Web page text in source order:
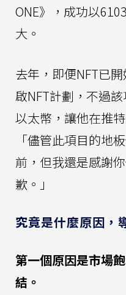
ONE》，成功以
大。
去年，即便NFT已
啟NFT計劃，不過
以太幣，讓他在推
「儘管此項目的地
前，但我還是感謝
歉。」
究竟是什麼原因，
第一個原因是市場
結。